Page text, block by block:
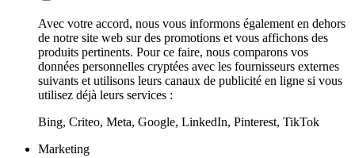
Avec votre accord, nous vous informons également en dehors
de notre site web sur des promotions et vous affichons des
produits pertinents. Pour ce faire, nous comparons vos
données personnelles cryptées avec les fournisseurs externes
suivants et utilisons leurs canaux de publicité en ligne si vous
utilisez déjà leurs services :
Bing, Criteo, Meta, Google, LinkedIn, Pinterest, TikTok
Marketing